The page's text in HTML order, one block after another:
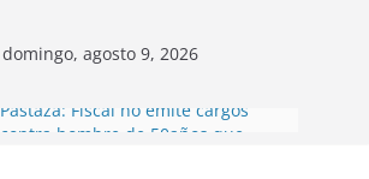
domingo, agosto 9, 2026
Pastaza: Fiscal no emite cargos